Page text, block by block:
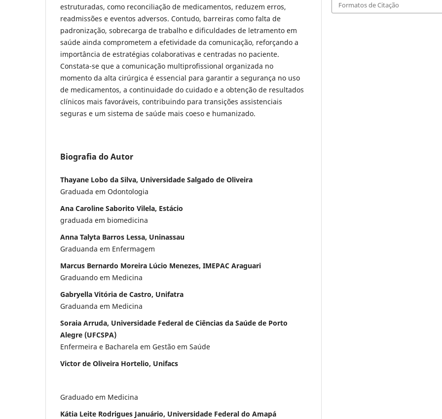
estruturadas, como reconciliação de medicamentos, reduzem erros,
readmissões e eventos adversos. Contudo, barreiras como falta de
padronização, sobrecarga de trabalho e dificuldades de letramento em
saúde ainda comprometem a efetividade da comunicação, reforçando a
importância de estratégias colaborativas e centradas no paciente.
Constata-se que a comunicação multiprofissional organizada no
momento da alta cirúrgica é essencial para garantir a segurança no uso
de medicamentos, a continuidade do cuidado e a obtenção de resultados
clínicos mais favoráveis, contribuindo para transições assistenciais
seguras e um sistema de saúde mais coeso e humanizado.
Biografia do Autor
Thayane Lobo da Silva, Universidade Salgado de Oliveira
Graduada em Odontologia
Ana Caroline Saborito Vilela, Estácio
graduada em biomedicina
Anna Talyta Barros Lessa, Uninassau
Graduanda em Enfermagem
Marcus Bernardo Moreira Lúcio Menezes, IMEPAC Araguari
Graduando em Medicina
Gabryella Vitória de Castro, Unifatra
Graduanda em Medicina
Soraia Arruda, Universidade Federal de Ciências da Saúde de Porto
Alegre (UFCSPA)
Enfermeira e Bacharela em Gestão em Saúde
Victor de Oliveira Hortelio, Unifacs
Graduado em Medicina
Kátia Leite Rodrigues Januário, Universidade Federal do Amapá
Formatos de Citação